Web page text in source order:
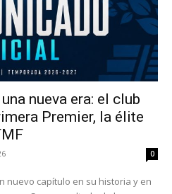
nueva era: el club
Premier, la élite
0
nuevo capítulo en su historia y en